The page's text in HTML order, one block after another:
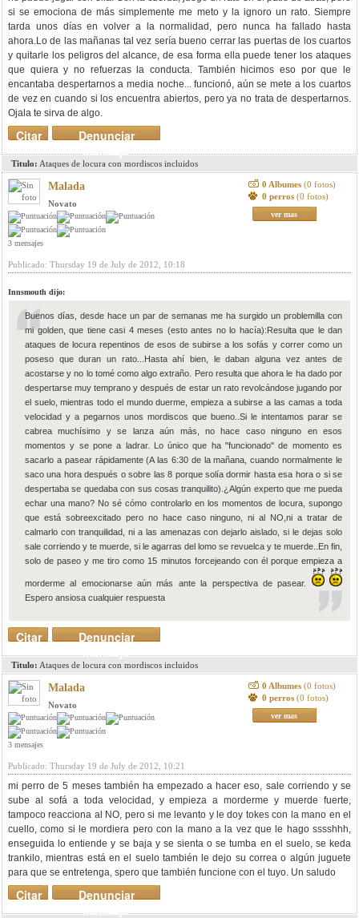
si se emociona de más simplemente me meto y la ignoro un rato. Siempre
tarda unos días en volver a la normalidad, pero nunca ha fallado hasta
ahora.Lo de las mañanas tal vez sería bueno cerrar las puertas de los cuartos
y quitarle los peligros del alcance, de esa forma ella puede tener los ataques
que quiera y no refuerzas la conducta. También hicimos eso por que le
encantaba despertarnos a media noche... funcionó, aún se mete a los cuartos
de vez en cuando si los encuentra abiertos, pero ya no trata de despertarnos.
Ojala te sirva de algo.
Denunciar
mensaje
Citar
Titulo: Ataques de locura con mordiscos incluidos
Malada
Novato
3 mensajes
0 Albumes (0 fotos)
0 perros (0 fotos)
ver mas
Publicado: Thursday 19 de July de 2012, 10:18
Innsmouth dijo:
Buenos días, desde hace un par de semanas me ha surgido un problemilla con
mi golden, que tiene casi 4 meses (esto antes no lo hacía):Resulta que le dan
ataques de locura repentinos de esos de subirse a los sofás y correr como un
poseso que duran un rato...Hasta ahí bien, le daban alguna vez antes de
acostarse y no lo tomé como algo extraño. Pero resulta que ahora le ha dado por
despertarse muy temprano y después de estar un rato revolcándose jugando por
el suelo, mientras todo el mundo duerme, empieza a subirse a las camas a toda
velocidad y a pegarnos unos mordiscos que bueno..Si le intentamos parar se
cabrea muchísimo y se lanza aún más, no hace caso ninguno en esos
momentos y se pone a ladrar. Lo único que ha "funcionado" de momento es
sacarlo a pasear rápidamente (A las 6:30 de la mañana, cuando normalmente le
saco una hora después o sobre las 8 porque solía dormir hasta esa hora o si se
despertaba se quedaba con sus cosas tranquilito).¿Algún experto que me pueda
echar una mano? No sé cómo controlarlo en los momentos de locura, supongo
que está sobreexcitado pero no hace caso ninguno, ni al NO,ni a tratar de
calmarlo con tranquilidad, ni a las amenazas con dejarlo aislado, si le dejas solo
sale corriendo y te muerde, si le agarras del lomo se revuelca y te muerde..En fin,
solo de paseo y me tiro como 15 minutos forcejeando con él porque empieza a
morderme al emocionarse aún más ante la perspectiva de pasear.
Espero ansiosa cualquier respuesta
Denunciar
mensaje
Citar
Titulo: Ataques de locura con mordiscos incluidos
Malada
Novato
3 mensajes
0 Albumes (0 fotos)
0 perros (0 fotos)
ver mas
Publicado: Thursday 19 de July de 2012, 10:21
mi perro de 5 meses también ha empezado a hacer eso, sale corriendo y se
sube al sofá a toda velocidad, y empieza a morderme y muerde fuerte,
tampoco reacciona al NO, pero si me levanto y le doy tokes con la mano en el
cuello, como si le mordiera pero con la mano a la vez que le hago sssshhh,
enseguida lo entiende y se baja y se sienta o se tumba en el suelo, se keda
trankilo, mientras está en el suelo también le dejo su correa o algún juguete
para que se entretenga, spero que también funcione con el tuyo. Un saludo
Denunciar
mensaje
Citar